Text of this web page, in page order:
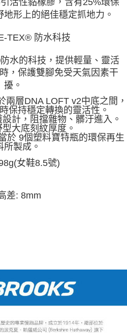
形上的絕佳穩定抓地力。
TEX® 防水科技
水的科技，提供輕量、靈活
，保護雙腳免受天氣因素干
擾。
兩層DNA LOFT v2中底之間，
保持穩定轉換的靈活性。
計，阻擋雜物、髒汙進入。
大底刻紋厚度。
於 9個塑料寶特瓶的環保再生
所製成。
女鞋8.5號)
差: 8mm